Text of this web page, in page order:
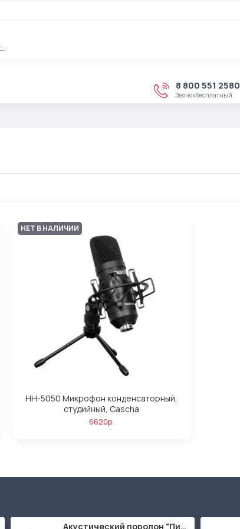
8 800 551 2580
Звонок бесплатный
НЕТ В НАЛИЧИИ
HH-5050 Микрофон конденсаторный,
студийный, Cascha
6620р.
Акустический поролон "Пирамида" / 2000х1000мм